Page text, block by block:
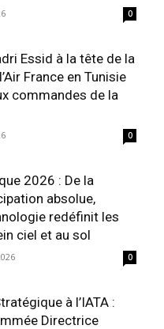
0
Essid à la tête de la
France en Tunisie
commandes de la
0
2026 : De la
absolue,
redéfinit les
ciel et au sol
0
à l’IATA :
Directrice